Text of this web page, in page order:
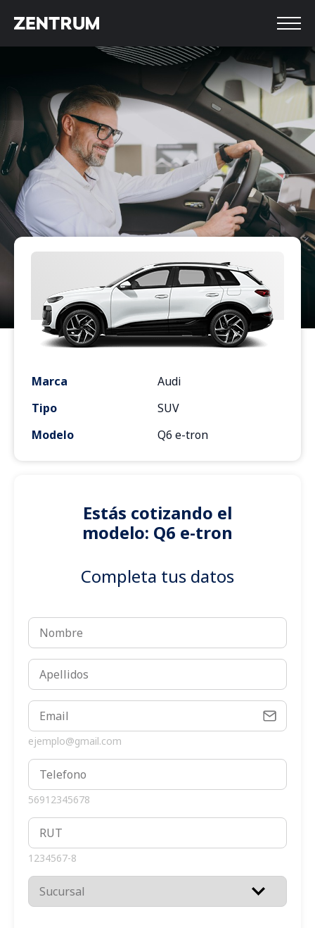
Marca
Audi
Tipo
SUV
Modelo
Q6 e-tron
Estás cotizando el
modelo: Q6 e-tron
Completa tus datos
ejemplo@gmail.com
56912345678
1234567-8